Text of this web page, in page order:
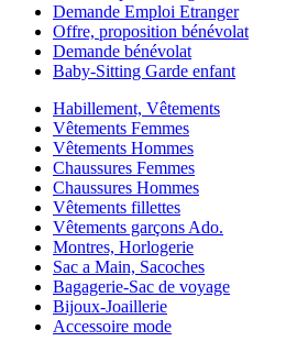
Demande Emploi Etranger
Offre, proposition bénévolat
Demande bénévolat
Baby-Sitting Garde enfant
Habillement, Vêtements
Vêtements Femmes
Vêtements Hommes
Chaussures Femmes
Chaussures Hommes
Vêtements fillettes
Vêtements garçons Ado.
Montres, Horlogerie
Sac a Main, Sacoches
Bagagerie-Sac de voyage
Bijoux-Joaillerie
Accessoire mode